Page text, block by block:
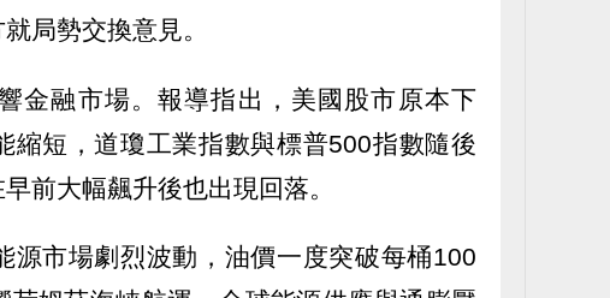
局勢交換意見。
金融市場。報導指出，美國股市原本下
縮短，道瓊工業指數與標普500指數隨後
前大幅飆升後也出現回落。
源市場劇烈波動，油價一度突破每桶100